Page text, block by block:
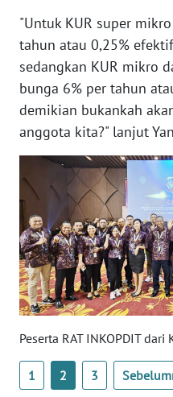
"Untuk KUR super
tahun atau 0,25%
sedangkan KUR mikro
bunga 6% per tahun
demikian bukankah
anggota kita?" lanjut
Peserta RAT INKOPDIT
1 2 3
WN
SULTENG
WN
SULBAR
WN
BABEL
SUMBAR
WN
SUMSEL
BENGKULU
WN